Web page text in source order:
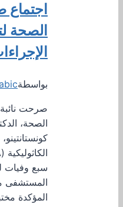
الصحة
بواسطة
صرحت نائبة
الصحة،
كونستانتينو،
سبع وفيات
المستشفى
المؤكدة